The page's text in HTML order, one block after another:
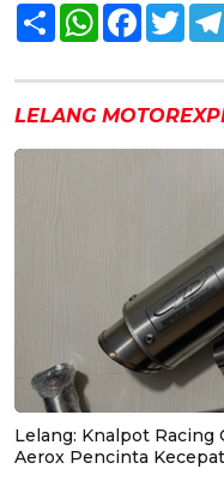
Share WhatsAppFacebook
LELANG
Lelang: Knalpot Racing
Aerox Pencinta